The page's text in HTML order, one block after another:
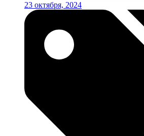
23 октября, 2024